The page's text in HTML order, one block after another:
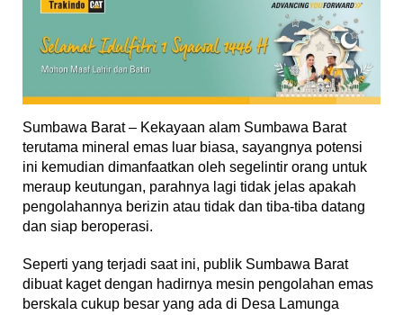
Sumbawa Barat – Kekayaan alam Sumbawa Barat
terutama mineral emas luar biasa, sayangnya potensi
ini kemudian dimanfaatkan oleh segelintir orang untuk
meraup keutungan, parahnya lagi tidak jelas apakah
pengolahannya berizin atau tidak dan tiba-tiba datang
dan siap beroperasi.
Seperti yang terjadi saat ini, publik Sumbawa Barat
dibuat kaget dengan hadirnya mesin pengolahan emas
berskala cukup besar yang ada di Desa Lamunga